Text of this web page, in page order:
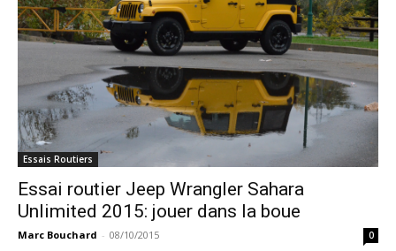
Essais Routiers
Essai routier Jeep Wrangler Sahara
Unlimited 2015: jouer dans la boue
Marc Bouchard - 08/10/2015 0